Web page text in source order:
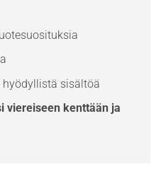
sisältöä
viereiseen kenttään ja